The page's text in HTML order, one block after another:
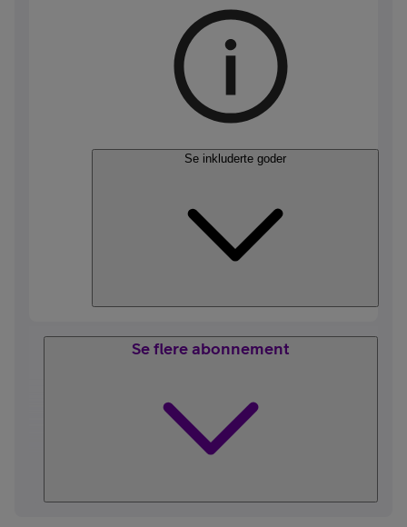
Se inkluderte goder
Se flere abonnement